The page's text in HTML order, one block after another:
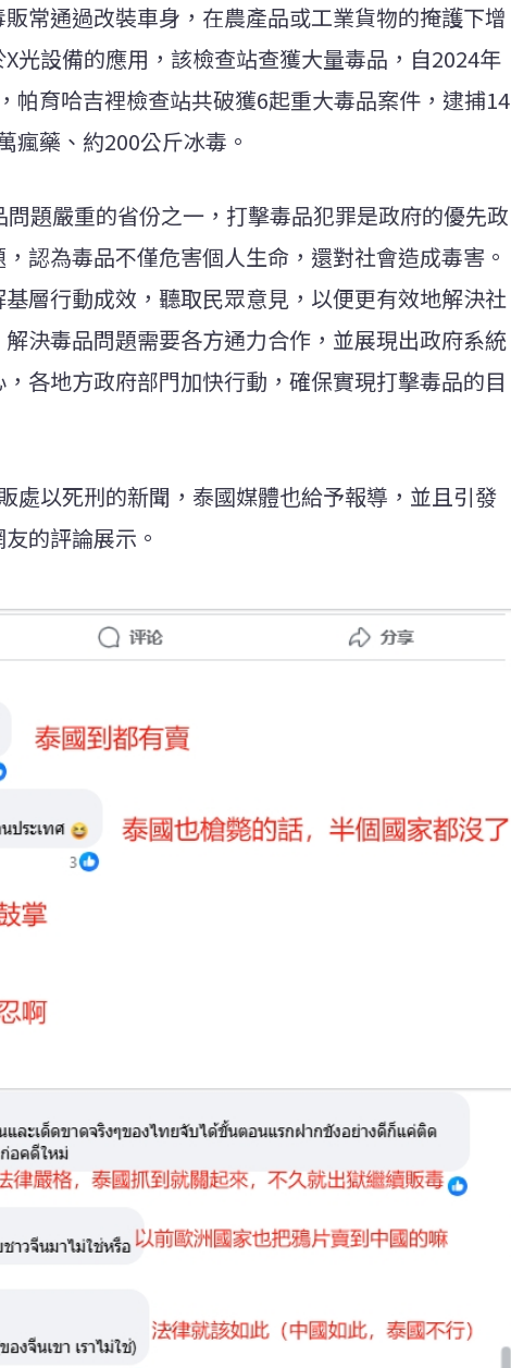
常通過改裝車身，在農產品或工業貨物的掩護下增
光設備的應用，該檢查站查獲大量毒品，自2024年
帕育哈吉裡檢查站共破獲6起重大毒品案件，逮捕14
瘋藥、約200公斤冰毒。
題嚴重的省份之一，打擊毒品犯罪是政府的優先政
認為毒品不僅危害個人生命，還對社會造成毒害。
層行動成效，聽取民眾意見，以便更有效地解決社
決毒品問題需要各方通力合作，並展現出政府系統
各地方政府部門加快行動，確保實現打擊毒品的目
處以死刑的新聞，泰國媒體也給予報導，並且引發
的評論展示。